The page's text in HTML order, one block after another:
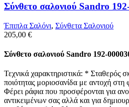
Σύνθετο σαλονιού Sandro
Έπιπλα Σαλόνι, Σύνθετα Σαλονιού
205,00 €
Σύνθετο σαλονιού Sandro 192-
Τεχνικά χαρακτηριστικά: * Σταθερός
ποιότητας μοριοσανίδα με αντοχή
Φέρει ράφια που προσφέρονται για
αντικειμένων σας αλλά και για